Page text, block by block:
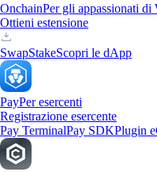
OnchainPer gli appassionati di
Ottieni estensione
SwapStakeScopri le dApp
PayPer esercenti
Registrazione esercente
Pay TerminalPay SDKPlugin